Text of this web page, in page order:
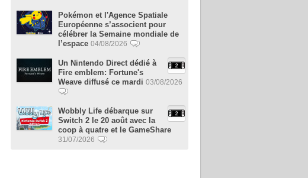
Pokémon et l'Agence Spatiale
Européenne s’associent pour
célébrer la Semaine mondiale de
l’espace 04/08/2026
Un Nintendo Direct dédié à
Fire emblem: Fortune's
Weave diffusé ce mardi 03/08/2026
Wobbly Life débarque sur
Switch 2 le 20 août avec la
coop à quatre et le GameShare
31/07/2026